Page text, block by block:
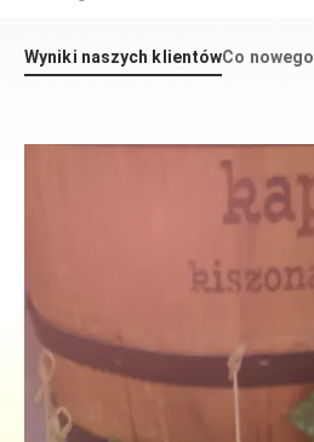
Wyniki naszych klientówCo nowego